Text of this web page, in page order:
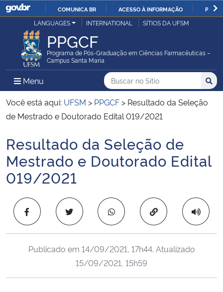
IR
O
COMUNICA BR ACESSO À INFORMAÇÃO
Ministério da Justiça e Segurança Pública
Ministério da Defesa
Ministério das Relações Exteriores
Ministério da Infraestrutura
Ministério da Agricultura, Pecuária e Abastecimento
Ministério da Educação
LANGUAGES INTERNATIONAL SÍTIOS DA UFSM
PPGCF
Programa de Pós-Graduação em Ciências Farmacêuticas –
Campus Santa Maria
Menu Menu Principal do Sítio
Busca
Buscar no no Sítio
Busca:
Você está aqui: UFSM > PPGCF > Resultado da Seleção
de Mestrado e Doutorado Edital 019/2021
Início do conteúdo
Resultado da Seleção de
Mestrado e Doutorado Edital
019/2021
Copiar para área
Publicado em 14/09/2021, 17h44. Atualizado
15/09/2021, 15h59